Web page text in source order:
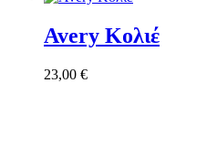
Avery Κολιέ
23,00 €